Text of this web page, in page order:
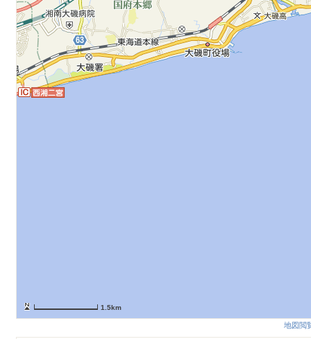
1.5km
地図閲